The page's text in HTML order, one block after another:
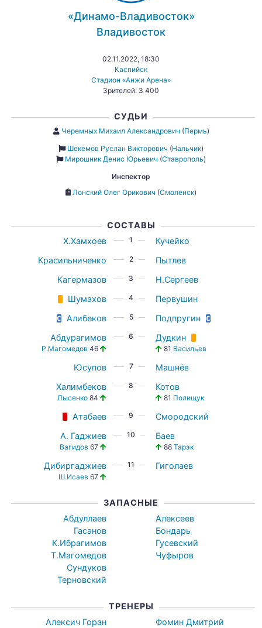
«Динамо-Владивосток»
Владивосток
02.11.2022, 18:30
Каспийск
Стадион «Анжи Арена»
Зрителей: 3 400
СУДЬИ
Черемных Михаил Александрович (Пермь)
Шекемов Руслан Викторович (Нальчик)
Мирошник Денис Юрьевич (Ставрополь)
Инспектор
Лонский Олег Орикович (Смоленск)
СОСТАВЫ
Х.Хамхоев
1
Кучейко
Красильниченко
2
Пытлев
Кагермазов
3
Н.Сергеев
Шумахов
4
Первушин
Алибеков
5
Подпругин
Абдурагимов
Р.Магомедов 46
6 Дудкин
81 Васильев
Юсупов 7
Машнёв
Халимбеков
Лысенко84
8 Котов
81 Полищук
Атабаев 9
Смородский
А. Гаджиев
Вагидов 67
10 Баев
88Тарэк
Дибиргаджиев
Ш.Исаев 67
11 Гиголаев
ЗАПАСНЫЕ
Абдуллаев
Гасанов
К.Ибрагимов
Т.Магомедов
Сундуков
Терновский
Алексеев
Бондарь
Гусевский
Чуфыров
ТРЕНЕРЫ
Алексич Горан
Фомин Дмитрий